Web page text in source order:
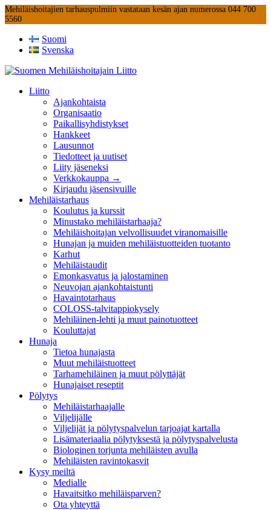
Mehiläishoitajien tarhauspulmiin vastataan kesän ajan numerossa 044 700
5560
Suomi
Svenska
Liitto
Ajankohtaista
Organisaatio
Paikallisyhdistykset
Hankkeet
Lausunnot
Tiedotteet ja uutiset
Liity jäseneksi
Verkkokauppa →
Kirjaudu jäsensivuille
Mehiläistarhaus
Koulutus ja kurssit
Minustako mehiläistarhaaja?
Mehiläishoitajan velvollisuudet viranomaisille
Hunajan ja muiden mehiläistuotteiden tuotanto
Karhut
Mehiläistaudit
Emonkasvatus ja jalostaminen
Neuvojan ajankohtaistunti
Havaintotarhaus
COLOSS-talvitappiokysely
Mehiläinen-lehti ja muut painotuotteet
Kouluttajat
Hunaja
Tietoa hunajasta
Muut mehiläistuotteet
Tarhamehiläinen ja muut pölyttäjät
Hunajaiset reseptit
Pölytys
Mehiläistarhaajalle
Viljelijälle
Viljelijät ja pölytyspalvelun tarjoajat kartalla
Lisämateriaalia pölytyksestä ja pölytyspalvelusta
Biologinen torjunta mehiläisten avulla
Mehiläisten ravintokasvit
Kysy meiltä
Medialle
Havaitsitko mehiläisparven?
Ota yhteyttä